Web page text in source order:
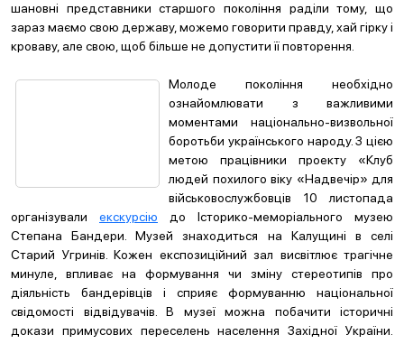
шановні представники старшого покоління раділи тому, що
зараз маємо свою державу, можемо говорити правду, хай гірку і
кроваву, але свою, щоб більше не допустити її повторення.
Молоде покоління необхідно
ознайомлювати з важливими
моментами національно-визвольної
боротьби українського народу. З цією
метою працівники проекту «Клуб
людей похилого віку «Надвечір» для
військовослужбовців 10 листопада
організували екскурсію до Історико-меморіального музею
Степана Бандери. Музей знаходиться на Калущині в селі
Старий Угринів. Кожен експозиційний зал висвітлює трагічне
минуле, впливає на формування чи зміну стереотипів про
діяльність бандерівців і сприяє формуванню національної
свідомості відвідувачів. В музеї можна побачити історичні
докази примусових переселень населення Західної України.